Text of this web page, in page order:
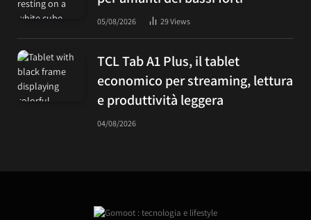
05/08/2026 29Views
TCL Tab A1 Plus, il tablet
economico per streaming, lettura
e produttività leggera
04/08/2026